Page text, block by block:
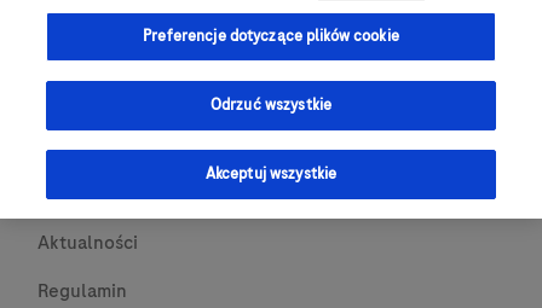
Wszystkie lokalizacje
Skontaktuj się z nami
O nas
Aktualności
Regulamin
Preferencje dotyczące plików cookie
Odrzuć wszystkie
Akceptuj wszystkie